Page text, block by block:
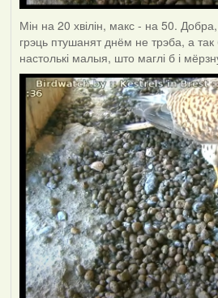
Мін на 20 хвілін, макс - на 50.
грэць птушанят днём не трэба, а
настолькі малыя, што маглі б і